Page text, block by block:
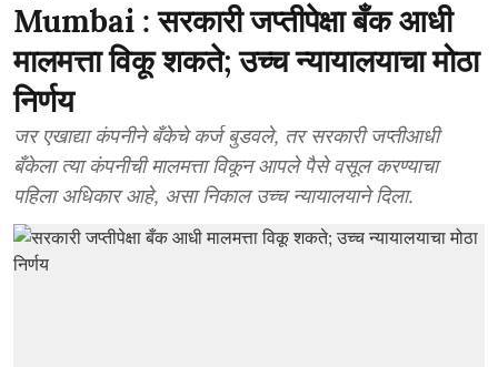
Mumbai : सरकारी जप्तीपेक्षा बँक आधी
मालमत्ता विकू शकते; उच्च न्यायालयाचा मोठा
निर्णय
जर एखाद्या कंपनीने बँकेचे कर्ज बुडवले, तर सरकारी जप्तीआधी
बँकेला त्या कंपनीची मालमत्ता विकून आपले पैसे वसूल करण्याचा
पहिला अधिकार आहे, असा निकाल उच्च न्यायालयाने दिला.